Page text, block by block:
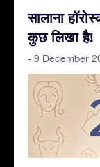
सालाना
कुछ लिखा है!
- 9 December